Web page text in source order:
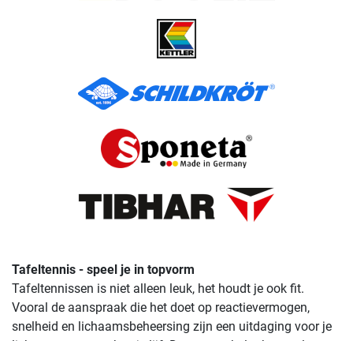
Tafeltennis - speel je in topvorm
Tafeltennissen is niet alleen leuk, het houdt je ook fit.
Vooral de aanspraak die het doet op reactievermogen,
snelheid en lichaamsbeheersing zijn een uitdaging voor je